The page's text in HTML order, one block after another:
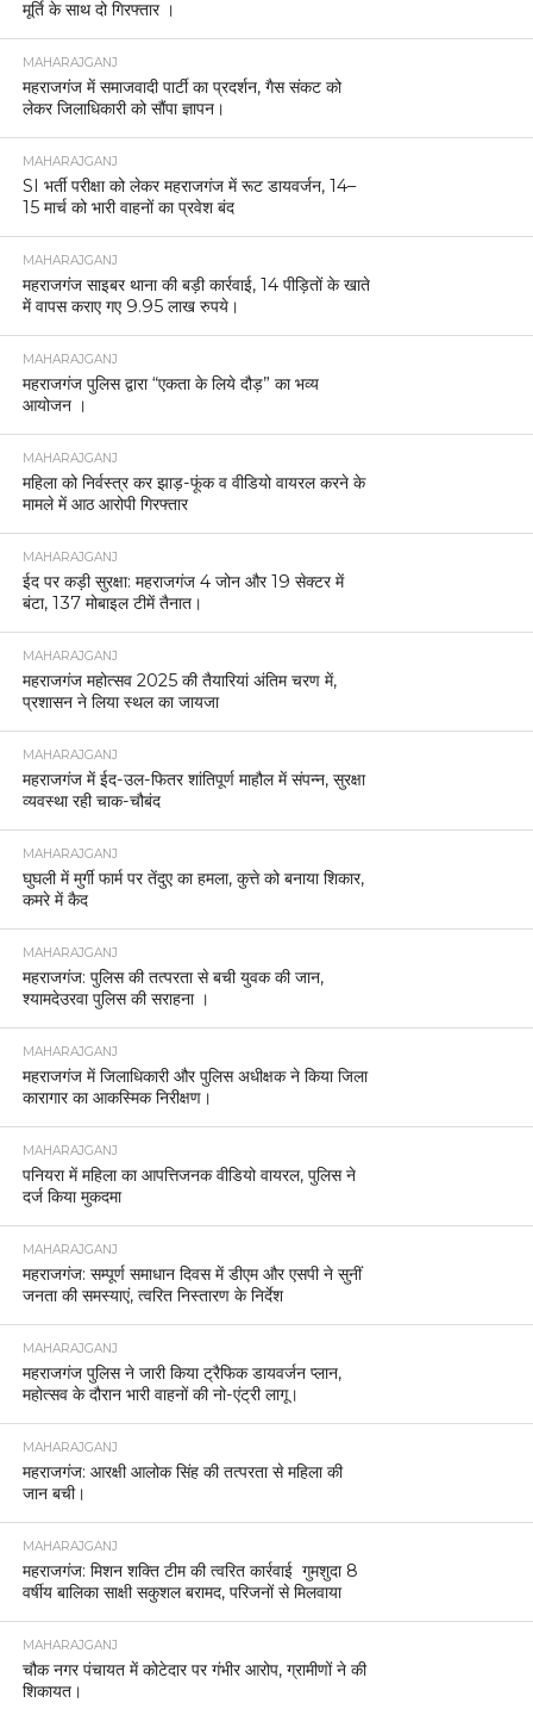
मूर्ति के साथ दो गिरफ्तार ।
MAHARAJGANJ
महराजगंज में समाजवादी पार्टी का प्रदर्शन, गैस संकट को
लेकर जिलाधिकारी को सौंपा ज्ञापन।
MAHARAJGANJ
SI भर्ती परीक्षा को लेकर महराजगंज में रूट डायवर्जन, 14–
15 मार्च को भारी वाहनों का प्रवेश बंद
MAHARAJGANJ
महराजगंज साइबर थाना की बड़ी कार्रवाई, 14 पीड़ितों के खाते
में वापस कराए गए 9.95 लाख रुपये।
MAHARAJGANJ
महराजगंज पुलिस द्वारा “एकता के लिये दौड़” का भव्य
आयोजन ।
MAHARAJGANJ
महिला को निर्वस्त्र कर झाड़-फूंक व वीडियो वायरल करने के
मामले में आठ आरोपी गिरफ्तार
MAHARAJGANJ
ईद पर कड़ी सुरक्षा: महराजगंज 4 जोन और 19 सेक्टर में
बंटा, 137 मोबाइल टीमें तैनात।
MAHARAJGANJ
महराजगंज महोत्सव 2025 की तैयारियां अंतिम चरण में,
प्रशासन ने लिया स्थल का जायजा
MAHARAJGANJ
महराजगंज में ईद-उल-फितर शांतिपूर्ण माहौल में संपन्न, सुरक्षा
व्यवस्था रही चाक-चौबंद
MAHARAJGANJ
घुघली में मुर्गी फार्म पर तेंदुए का हमला, कुत्ते को बनाया शिकार,
कमरे में कैद
MAHARAJGANJ
महराजगंज: पुलिस की तत्परता से बची युवक की जान,
श्यामदेउरवा पुलिस की सराहना ।
MAHARAJGANJ
महराजगंज में जिलाधिकारी और पुलिस अधीक्षक ने किया जिला
कारागार का आकस्मिक निरीक्षण।
MAHARAJGANJ
पनियरा में महिला का आपत्तिजनक वीडियो वायरल, पुलिस ने
दर्ज किया मुकदमा
MAHARAJGANJ
महराजगंज: सम्पूर्ण समाधान दिवस में डीएम और एसपी ने सुनीं
जनता की समस्याएं, त्वरित निस्तारण के निर्देश
MAHARAJGANJ
महराजगंज पुलिस ने जारी किया ट्रैफिक डायवर्जन प्लान,
महोत्सव के दौरान भारी वाहनों की नो-एंट्री लागू।
MAHARAJGANJ
महराजगंज: आरक्षी आलोक सिंह की तत्परता से महिला की
जान बची।
MAHARAJGANJ
महराजगंज: मिशन शक्ति टीम की त्वरित कार्रवाई गुमशुदा 8
वर्षीय बालिका साक्षी सकुशल बरामद, परिजनों से मिलवाया
MAHARAJGANJ
चौक नगर पंचायत में कोटेदार पर गंभीर आरोप, ग्रामीणों ने की
शिकायत।